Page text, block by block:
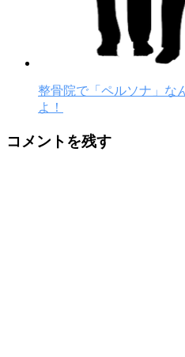
整骨院で「ペルソナ」な
よ！
コメントを残す